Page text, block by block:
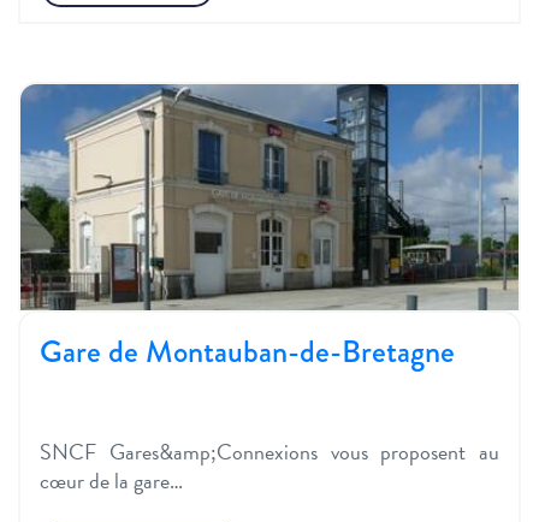
Gare de Montauban-de-Bretagne
SNCF Gares&amp;Connexions vous proposent au
cœur de la gare…